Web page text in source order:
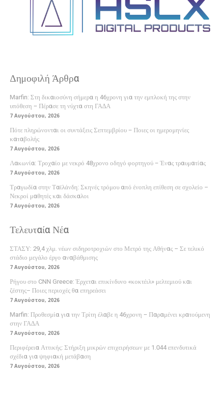
Δημοφιλή Άρθρα
Marfin: Στη δικαιοσύνη σήμερα η 46χρονη για την εμπλοκή της στην
υπόθεση – Πέρασε τη νύχτα στη ΓΑΔΑ
7 Αυγούστου, 2026
Πότε πληρώνονται οι συντάξεις Σεπτεμβρίου – Ποιες οι ημερομηνίες
καταβολής
7 Αυγούστου, 2026
Λακωνία: Τροχαίο με νεκρό 48χρονο οδηγό φορτηγού – Ένας τραυματίας
7 Αυγούστου, 2026
Τραγωδία στην Ταϊλάνδη: Σκηνές τρόμου από ένοπλη επίθεση σε σχολείο –
Νεκροί μαθητές και δάσκαλοι
7 Αυγούστου, 2026
Τελευταία Νέα
ΣΤΑΣΥ: 29,4 χλμ. νέων σιδηροτροχιών στο Μετρό της Αθήνας – Σε τελικό
στάδιο μεγάλο έργο αναβάθμισης
7 Αυγούστου, 2026
Ρήγου στο CNN Greece: Έρχεται επικίνδυνο «κοκτέιλ» μελτεμιού και
ζέστης– Ποιες περιοχές θα επηρεάσει
7 Αυγούστου, 2026
Marfin: Προθεσμία για την Τρίτη έλαβε η 46χρονη – Παραμένει κρατούμενη
στην ΓΑΔΑ
7 Αυγούστου, 2026
Περιφέρεια Αττικής: Στήριξη μικρών επιχειρήσεων με 1.044 επενδυτικά
σχέδια για ψηφιακή μετάβαση
7 Αυγούστου, 2026